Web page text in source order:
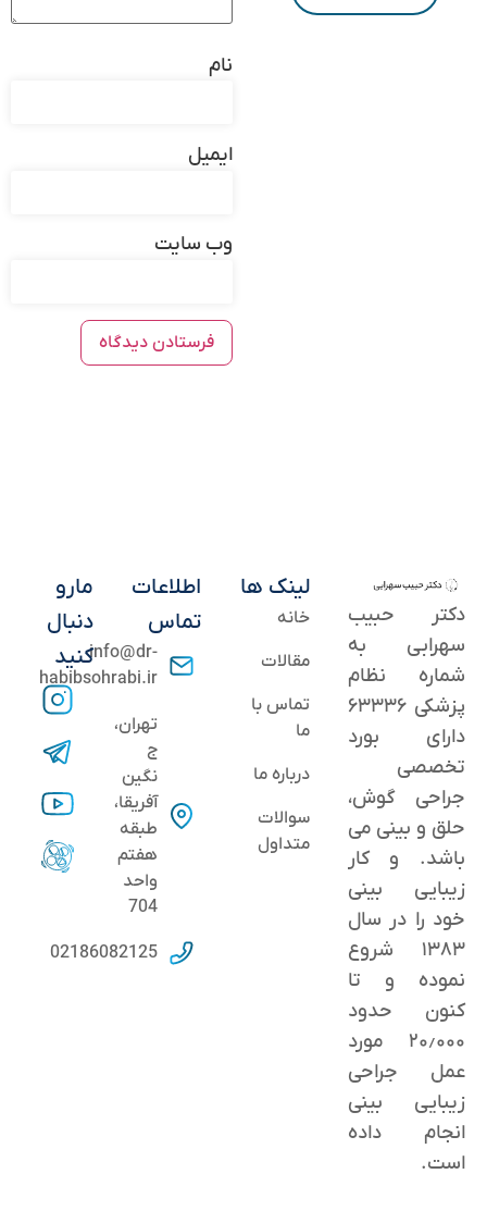
نام
ایمیل
وب‌ سایت
دکتر حبیب
سهرابی به
شماره نظام
پزشکی ۶۳۳۳۶
دارای بورد
تخصصی
جراحی گوش،
حلق و بینی می
باشد. و کار
زیبایی بینی
خود را در سال
۱۳۸۳ شروع
نموده و تا
کنون حدود
٢۰٫۰۰۰ مورد
عمل جراحی
زیبایی بینی
انجام داده
است.
لینک ها
خانه
مقالات
تماس با
ما
درباره ما
سوالات
متداول
اطلاعات
تماس
info@dr-
habibsohrabi.ir
تهران،
ج
نگین
آفریقا،
طبقه
هفتم
واحد
704
02186082125
مارو
دنبال
کنید